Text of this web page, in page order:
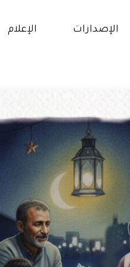
الإصدارات الإعلام
المقالات
البيانات